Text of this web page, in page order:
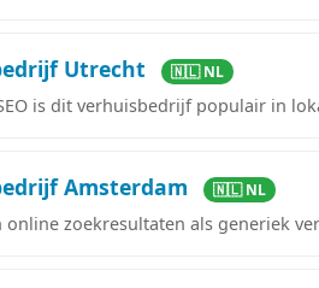
Utrecht 🇳🇱 NL
is dit verhuisbedrijf populair in
Amsterdam 🇳🇱 NL
online zoekresultaten als generiek